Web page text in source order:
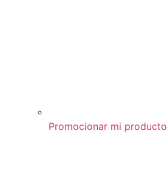
Promocionar mi producto